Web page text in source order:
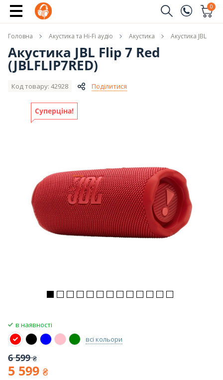
(096)
0
Ім'я
Головна Акустика та Hi-Fi аудіо Акустика Акустика JBL
Акустика JBL Flip 7 Red
(JBLFLIP7RED)
Код товару: 42928 Поділитися
Суперціна!
в наявності
всі кольори
6 599 ₴
5 599 ₴
Купити